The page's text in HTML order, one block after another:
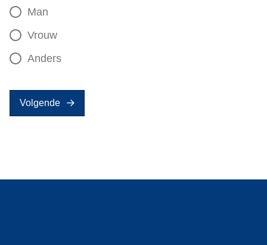
Man
Vrouw
Anders
Volgende